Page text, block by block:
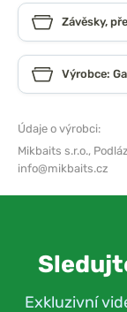
Závěsky,
Výrobce:
Údaje o výrobci:
Mikbaits s.r.o.,
info@mikbaits.cz
Exkluzivní